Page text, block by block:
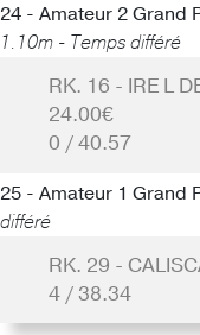
24 - Amateur 2 Grand
1.10m - Temps différé
RK. 16 - IRE L
24.00€
0 / 40.57
25 - Amateur 1 Grand
différé
RK. 29 -
4 / 38.34